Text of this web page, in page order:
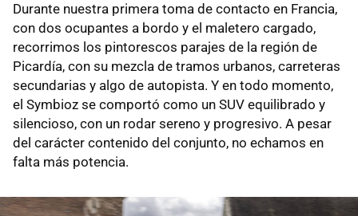
Durante nuestra primera toma de contacto en Francia,
con dos ocupantes a bordo y el maletero cargado,
recorrimos los pintorescos parajes de la región de
Picardía, con su mezcla de tramos urbanos, carreteras
secundarias y algo de autopista. Y en todo momento,
el Symbioz se comportó como un SUV equilibrado y
silencioso, con un rodar sereno y progresivo. A pesar
del carácter contenido del conjunto, no echamos en
falta más potencia.